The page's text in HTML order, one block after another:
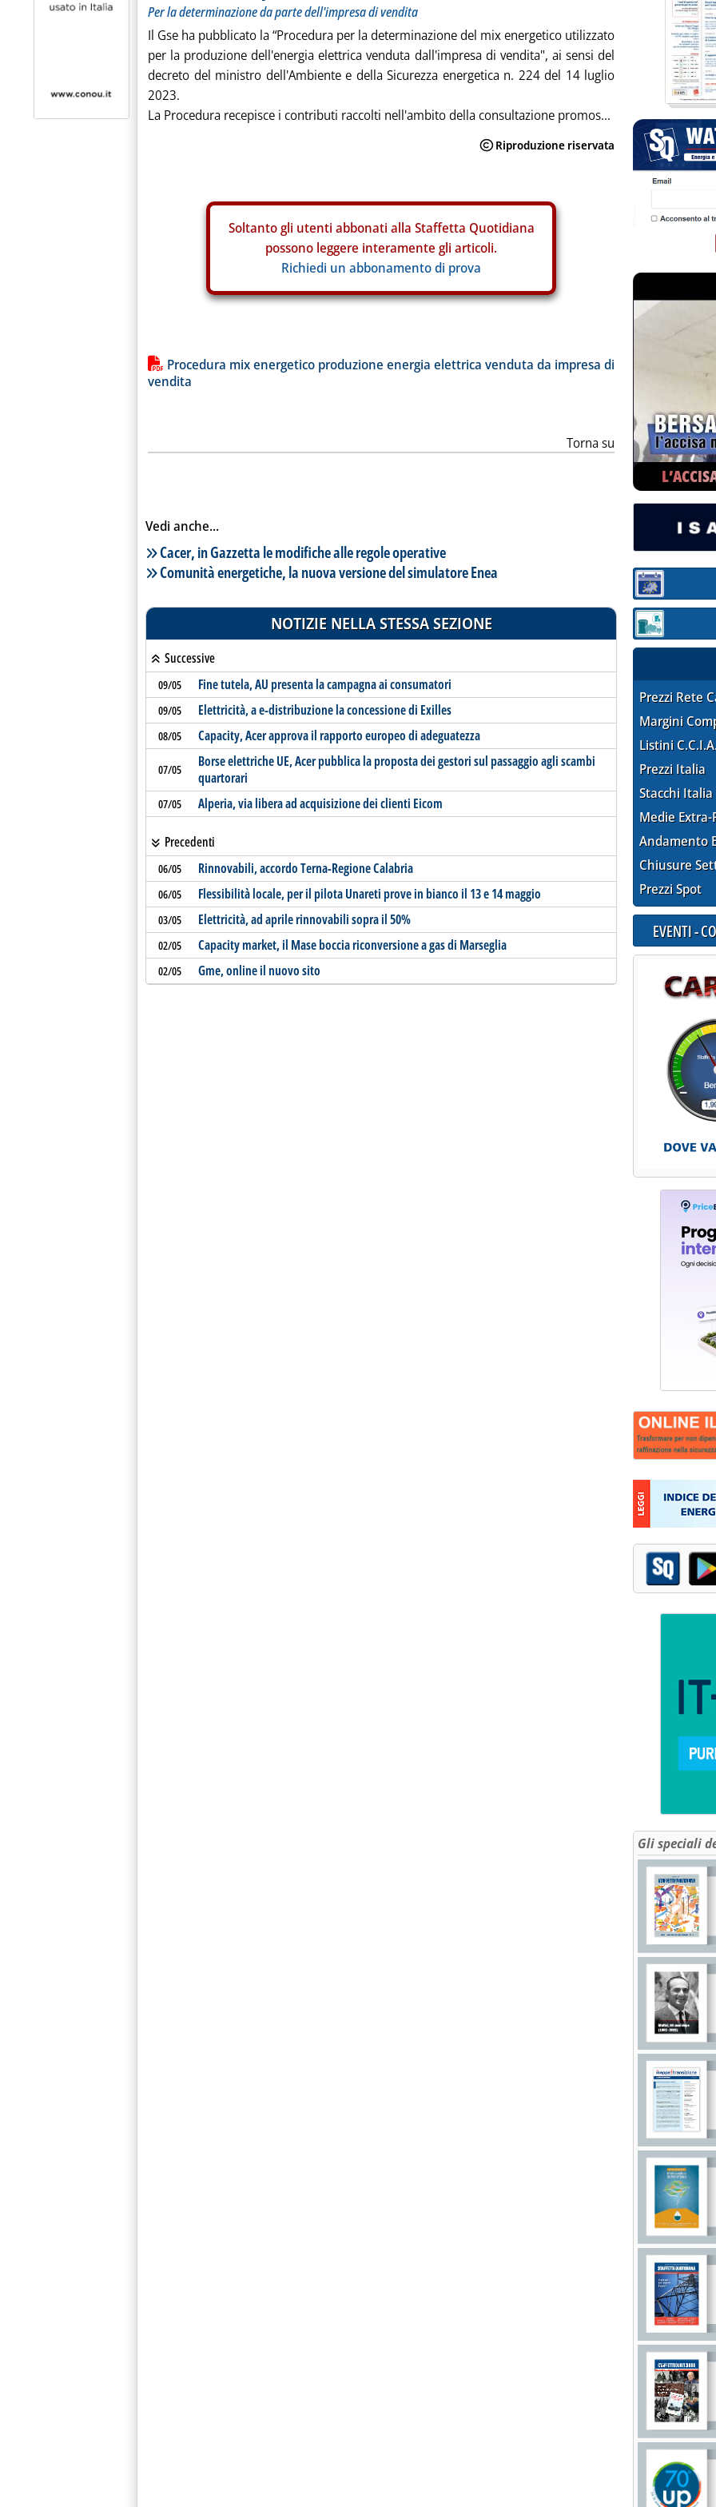
Per la determinazione da parte dell'impresa di vendita
Il Gse ha pubblicato la “Procedura per la determinazione del mix energetico utilizzato
per la produzione dell'energia elettrica venduta dall'impresa di vendita", ai sensi del
decreto del ministro dell'Ambiente e della Sicurezza energetica n. 224 del 14 luglio
2023.
La Procedura recepisce i contributi raccolti nell'ambito della consultazione promos...
Soltanto gli utenti abbonati alla Staffetta Quotidiana
possono leggere interamente gli articoli.
Richiedi un abbonamento di prova
Lista allegati PDF alla notizia
Procedura mix energetico produzione energia elettrica venduta da impresa di
vendita
Torna su
Vedi anche...
Lista notizie correlate
Cacer, in Gazzetta le modifiche alle regole operative
Comunità energetiche, la nuova versione del simulatore Enea
NOTIZIE NELLA STESSA SEZIONE
Successive
09/05 Fine tutela, AU presenta la campagna ai consumatori
09/05 Elettricità, a e-distribuzione la concessione di Exilles
08/05 Capacity, Acer approva il rapporto europeo di adeguatezza
07/05
Borse elettriche UE, Acer pubblica la proposta dei gestori sul passaggio agli scambi
quartorari
07/05 Alperia, via libera ad acquisizione dei clienti Eicom
Precedenti
06/05 Rinnovabili, accordo Terna-Regione Calabria
06/05 Flessibilità locale, per il pilota Unareti prove in bianco il 13 e 14 maggio
03/05 Elettricità, ad aprile rinnovabili sopra il 50%
02/05 Capacity market, il Mase boccia riconversione a gas di Marseglia
02/05 Gme, online il nuovo sito
Sezione:
Sezione:
Prezzi Rete
Margini
Listini
Prezzi Italia
Stacchi Italia
Medie Extra-
Andamento
Chiusure
Prezzi Spot
EVENTI -
Gli speciali